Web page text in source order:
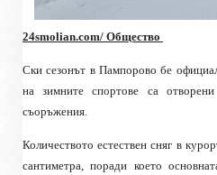
24smolian.com/ Общество
Ски сезонът в Пампорово бе
на зимните спортове са
съоръжения.
Количеството естествен сняг в
сантиметра, поради което